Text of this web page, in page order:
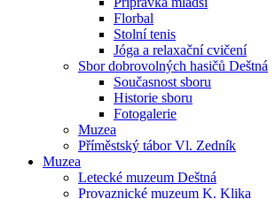
Florbal
Stolní tenis
Jóga a relaxační cvičení
Sbor dobrovolných hasičů Deštná
Současnost sboru
Historie sboru
Fotogalerie
Muzea
Příměstský tábor Vl. Zedník
Muzea
Letecké muzeum Deštná
Provaznické muzeum K. Klika